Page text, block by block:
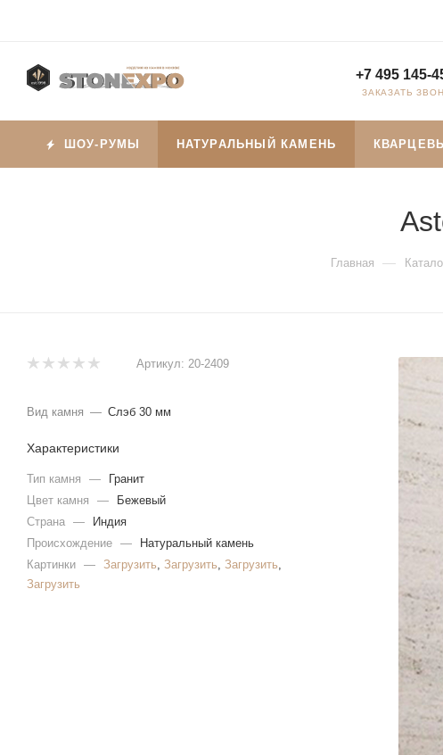
+7 495 145-
ЗАКАЗАТЬ
ШОУ-РУМЫ НАТУРАЛЬНЫЙ КАМЕНЬ
Главная —
Артикул: 20-2409
Вид камня — Слэб 30 мм
Характеристики
Тип камня —
Гранит
Цвет камня
—
Бежевый
Страна —
Индия
Происхождение —
Натуральный камень
Картинки — Загрузить Загрузить Загрузить
Загрузить